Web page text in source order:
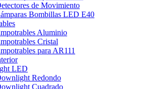
de Movimiento
Bombillas LED E40
Aluminio
Cristal
para AR111
LED
Redondo
Cuadrado